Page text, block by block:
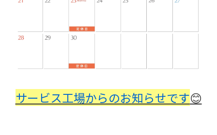
サービス工場からのお知らせです😊